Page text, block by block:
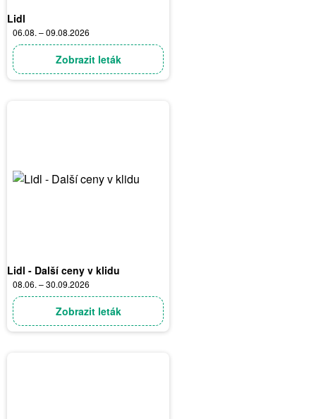
Lidl
06.08. – 09.08.2026
Zobrazit leták
Lidl - Další ceny v klidu
08.06. – 30.09.2026
Zobrazit leták